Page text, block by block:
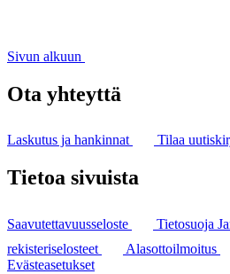
Sivun alkuun
Ota yhteyttä
Laskutus ja hankinnat Tilaa
Tietoa sivuista
Saavutettavuusseloste Tietosuoja
rekisteriselosteet
Alasottoilmoitus
Evästeasetukset